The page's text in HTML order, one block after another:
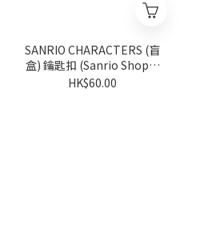
SANRIO CHARACTERS (盲
盒) 鑰匙扣 (Sanrio Shop週
年系列) (隨機派發)
HK$60.00